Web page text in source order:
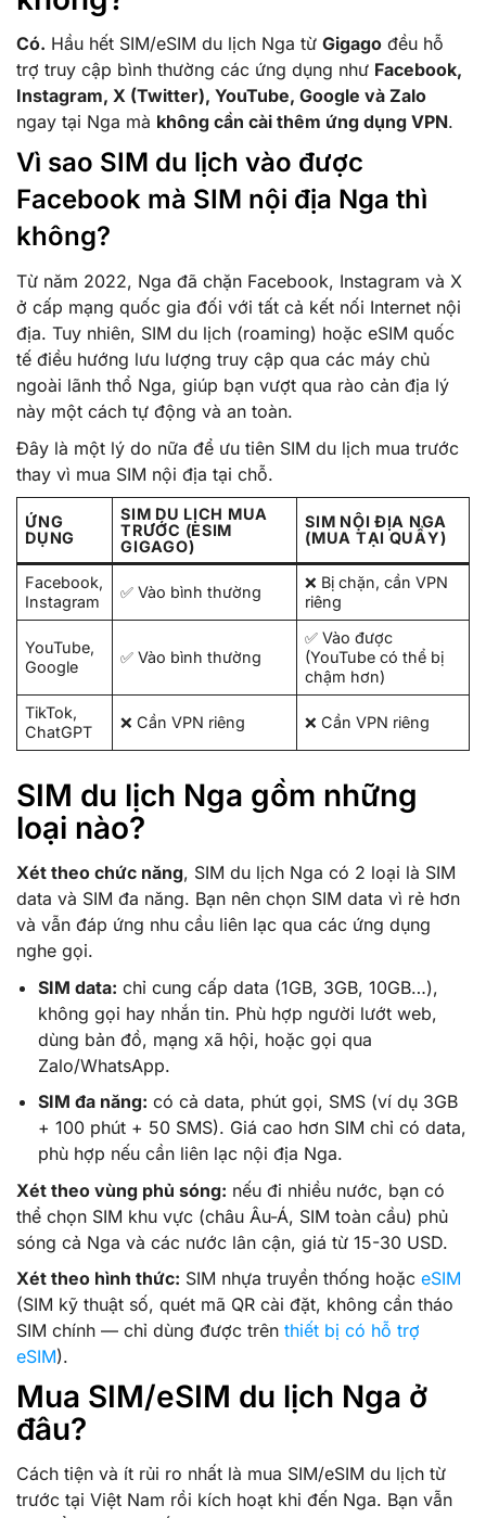
Có. Hầu hết SIM/eSIM du lịch Nga từ Gigago đều hỗ
trợ truy cập bình thường các ứng dụng như Facebook,
Instagram, X (Twitter), YouTube, Google và Zalo
ngay tại Nga mà không cần cài thêm ứng dụng VPN.
Vì sao SIM du lịch vào được
Facebook mà SIM nội địa Nga thì
không?
Từ năm 2022, Nga đã chặn Facebook, Instagram và X
ở cấp mạng quốc gia đối với tất cả kết nối Internet nội
địa. Tuy nhiên, SIM du lịch (roaming) hoặc eSIM quốc
tế điều hướng lưu lượng truy cập qua các máy chủ
ngoài lãnh thổ Nga, giúp bạn vượt qua rào cản địa lý
này một cách tự động và an toàn.
Đây là một lý do nữa để ưu tiên SIM du lịch mua trước
thay vì mua SIM nội địa tại chỗ.
ỨNG
DỤNG
SIM DU LỊCH MUA
TRƯỚC (ESIM
GIGAGO)
SIM NỘI ĐỊA NGA
(MUA TẠI QUẦY)
Facebook,
Instagram
✅ Vào bình thường
❌ Bị chặn, cần VPN
riêng
YouTube,
Google
✅ Vào bình thường
✅ Vào được
(YouTube có thể bị
chậm hơn)
TikTok,
ChatGPT
❌ Cần VPN riêng ❌ Cần VPN riêng
SIM du lịch Nga gồm những
loại nào?
Xét theo chức năng, SIM du lịch Nga có 2 loại là SIM
data và SIM đa năng. Bạn nên chọn SIM data vì rẻ hơn
và vẫn đáp ứng nhu cầu liên lạc qua các ứng dụng
nghe gọi.
SIM data: chỉ cung cấp data (1GB, 3GB, 10GB…),
không gọi hay nhắn tin. Phù hợp người lướt web,
dùng bản đồ, mạng xã hội, hoặc gọi qua
Zalo/WhatsApp.
SIM đa năng: có cả data, phút gọi, SMS (ví dụ 3GB
+ 100 phút + 50 SMS). Giá cao hơn SIM chỉ có data,
phù hợp nếu cần liên lạc nội địa Nga.
Xét theo vùng phủ sóng: nếu đi nhiều nước, bạn có
thể chọn SIM khu vực (châu Âu-Á, SIM toàn cầu) phủ
sóng cả Nga và các nước lân cận, giá từ 15-30 USD.
Xét theo hình thức: SIM nhựa truyền thống hoặc eSIM
(SIM kỹ thuật số, quét mã QR cài đặt, không cần tháo
SIM chính — chỉ dùng được trên thiết bị có hỗ trợ
eSIM).
Mua SIM/eSIM du lịch Nga ở
đâu?
Cách tiện và ít rủi ro nhất là mua SIM/eSIM du lịch từ
trước tại Việt Nam rồi kích hoạt khi đến Nga. Bạn vẫn